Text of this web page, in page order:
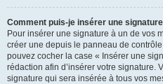
Comment puis-je insérer une
Pour insérer une signature à un de vos
créer une depuis le panneau de
pouvez cocher la case « Insérer une
rédaction afin d’insérer votre signature.
signature qui sera insérée à tous vos